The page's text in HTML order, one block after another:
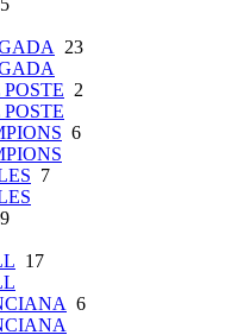
5
23
2
6
7
17
6